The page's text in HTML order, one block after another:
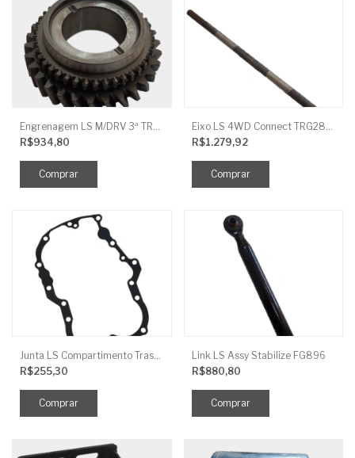
R$934,80
R$1.279,92
R$255,30
Link LS Assy Stabilize FG896
R$880,80